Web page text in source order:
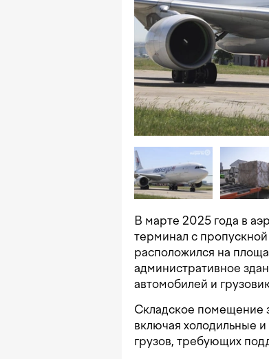
В марте 2025 года в
терминал с
расположился на
административное
автомобилей и
Складское помещение
включая холодильные
грузов, требующих